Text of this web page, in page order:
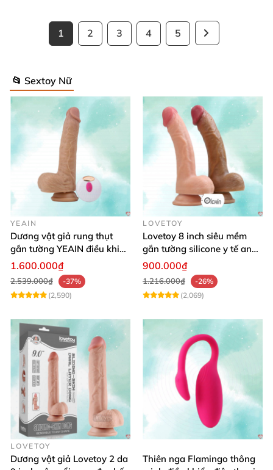
1 2 3 4 5
📂 Sextoy Nữ
YEAIN
Dương vật giả rung thụt
gắn tường YEAIN điều khiển
từ xa
1.600.000₫
2.539.000₫
-37%
(2,590)
LOVETOY
Lovetoy 8 inch siêu mềm
gắn tường silicone y tế an
toàn
900.000₫
1.216.000₫
-26%
(2,069)
LOVETOY
Dương vật giả Lovetoy 2 da
Thiên nga Flamingo thông